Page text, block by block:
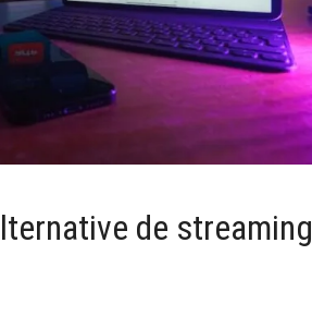
de streaming